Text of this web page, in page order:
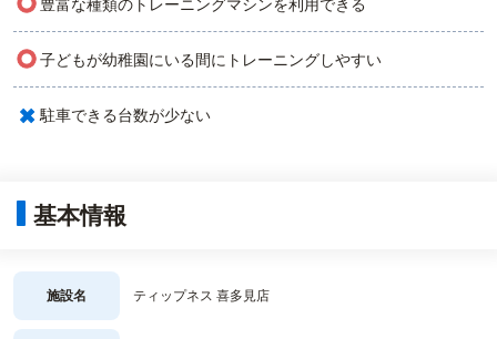
豊富な種類のトレーニングマシンを利用できる
○子どもが幼稚園にいる間にトレーニングしやすい
× 駐車できる台数が少ない
基本情報
施設名 ティップネス 喜多見店